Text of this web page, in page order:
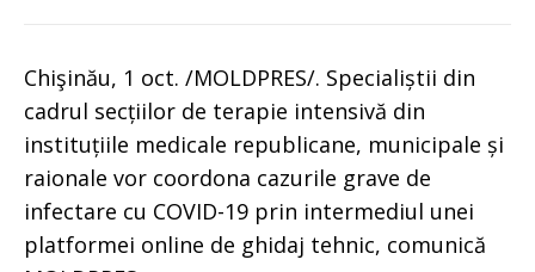
Chişinău, 1 oct. /MOLDPRES/. Specialiștii din
cadrul secțiilor de terapie intensivă din
instituțiile medicale republicane, municipale și
raionale vor coordona cazurile grave de
infectare cu COVID-19 prin intermediul unei
platformei online de ghidaj tehnic, comunică